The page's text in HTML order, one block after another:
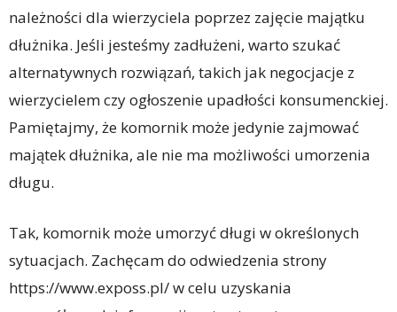
należności dla wierzyciela poprzez zajęcie majątku
dłużnika. Jeśli jesteśmy zadłużeni, warto szukać
alternatywnych rozwiązań, takich jak negocjacje z
wierzycielem czy ogłoszenie upadłości konsumenckiej.
Pamiętajmy, że komornik może jedynie zajmować
majątek dłużnika, ale nie ma możliwości umorzenia
długu.
Tak, komornik może umorzyć długi w określonych
sytuacjach. Zachęcam do odwiedzenia strony
https://www.exposs.pl/ w celu uzyskania